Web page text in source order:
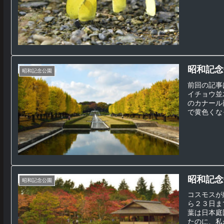
昭和記念公園 昭和記
前回の記
イチョウ
のカナー
で黄色く
昭和記念公園 昭和記
コスモス
ら２３日
葉は日本
たのに、